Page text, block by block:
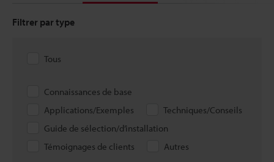
Filtrer par type
Tous
Connaissances de base
Applications/Exemples
Techniques/Conseils
Guide de sélection/d’installation
Témoignages de clients
Autres